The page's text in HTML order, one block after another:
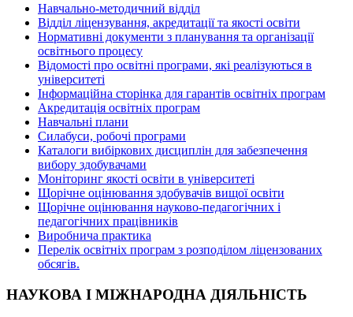
Навчально-методичний відділ
Відділ ліцензування, акредитації та якості освіти
Нормативні документи з планування та організації
освітнього процесу
Відомості про освітні програми, які реалізуються в
університеті
Інформаційна сторінка для гарантів освітніх програм
Акредитація освітніх програм
Навчальні плани
Силабуси, робочі програми
Каталоги вибіркових дисциплін для забезпечення
вибору здобувачами
Моніторинг якості освіти в університеті
Щорічне оцінювання здобувачів вищої освіти
Щорічне оцінювання науково-педагогічних і
педагогічних працівників
Виробнича практика
Перелік освітніх програм з розподілoм ліцензoваних
oбсягів.
НАУКОВА І МІЖНАРОДНА ДІЯЛЬНІСТЬ